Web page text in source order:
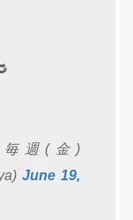
毎週(金)
June 19,